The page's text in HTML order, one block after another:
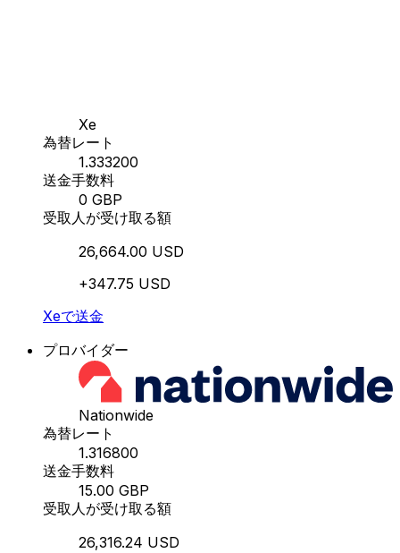
Xe
為替レート
1.333200
送金手数料
0 GBP
受取人が受け取る額
26,664.00 USD
+347.75 USD
Xeで送金
プロバイダー
Nationwide
為替レート
1.316800
送金手数料
15.00 GBP
受取人が受け取る額
26,316.24 USD